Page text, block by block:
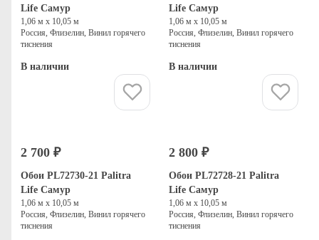
Life Самур
1,06 м х 10,05 м
Россия, Флизелин, Винил горячего
тиснения
В наличии
Life Самур
1,06 м х 10,05 м
Россия, Флизелин, Винил горячего
тиснения
В наличии
2 700 ₽
Обои PL72730-21 Palitra
Life Самур
1,06 м х 10,05 м
Россия, Флизелин, Винил горячего
тиснения
2 800 ₽
Обои PL72728-21 Palitra
Life Самур
1,06 м х 10,05 м
Россия, Флизелин, Винил горячего
тиснения